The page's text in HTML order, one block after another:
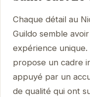
Chaque détail au
Guildo semble
expérience
propose un cadre
appuyé par un
de qualité qui ont